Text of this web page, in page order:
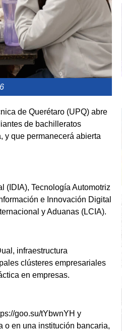
de Querétaro (UPQ) abre
de bachilleratos
y que permanecerá abierta
(IDIA), Tecnología Automotriz
e Innovación Digital
y Aduanas (LCIA).
infraestructura
clústeres empresariales
en empresas.
goo.su/tYbwnYH y
o en una institución bancaria,